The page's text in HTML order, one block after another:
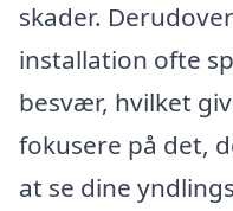
skader.
installation ofte
besvær, hvilket
fokusere på det,
at se dine